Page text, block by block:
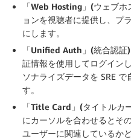
「Web Hosting」(ウェブホ
ョンを視聴者に提供し、プ
にします。
「Unified Auth」(統合認証)
証情報を使用してログイン
ソナライズデータを SRE
す。
「Title Card」(タイトルカ
にカーソルを合わせるとそ
ユーザーに関連しているか